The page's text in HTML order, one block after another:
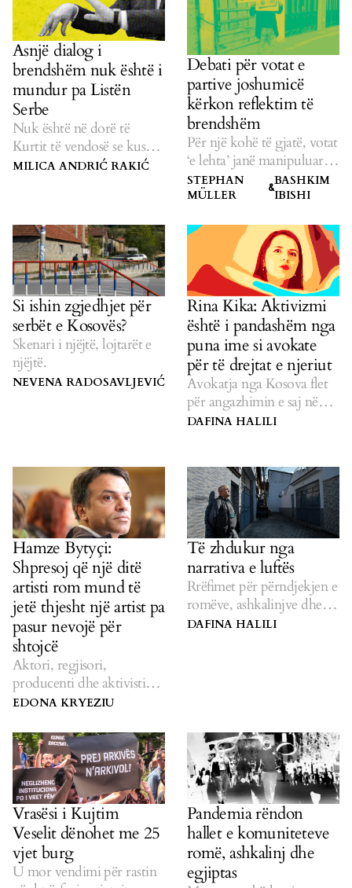
Asnjë dialog i
brendshëm nuk është i
mundur pa Listën
Serbe
Nuk është në dorë të
Kurtit të vendosë se kush e
përfaqëson komunitetin
MILICA ANDRIĆ RAKIĆ
Debati për votat e
partive joshumicë
kërkon reflektim të
brendshëm
Për një kohë të gjatë, votat
‘e lehta’ janë manipuluar
nga ‘burrat e fortë’ të
politikës.
STEPHAN
MÜLLER
&BASHKIM
IBISHI
Si ishin zgjedhjet për
serbët e Kosovës?
Skenari i njëjtë, lojtarët e
njëjtë.
NEVENA RADOSAVLJEVIĆ
Rina Kika: Aktivizmi
është i pandashëm nga
puna ime si avokate
për të drejtat e njeriut
Avokatja nga Kosova flet
për angazhimin e saj në
mbrojtjen e më të
DAFINA HALILI
Hamze Bytyçi:
Shpresoj që një ditë
artisti rom mund të
jetë thjesht një artist pa
pasur nevojë për
shtojcë
Aktori, regjisori,
producenti dhe aktivisti
flet për krijimin e hapësirës
globalisht.
EDONA KRYEZIU
Të zhdukur nga
narrativa e luftës
Rrëfimet për përndjekjen e
romëve, ashkalinjve dhe
egjiptianëve ende
DAFINA HALILI
Vrasësi i Kujtim
Veselit dënohet me 25
vjet burg
U mor vendimi për rastin
Pandemia rëndon
hallet e komuniteteve
romë, ashkalinj dhe
egjiptas